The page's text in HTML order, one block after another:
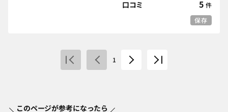
口コミ
5 件
保存
1
このページが参考になったら